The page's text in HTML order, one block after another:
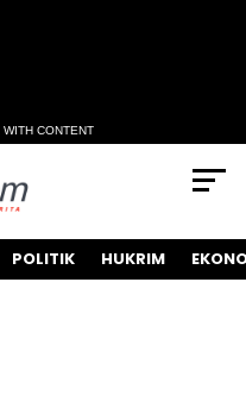
CONTENT
POLITIK HUKRIM